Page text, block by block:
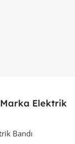
Elektrik
Bandı